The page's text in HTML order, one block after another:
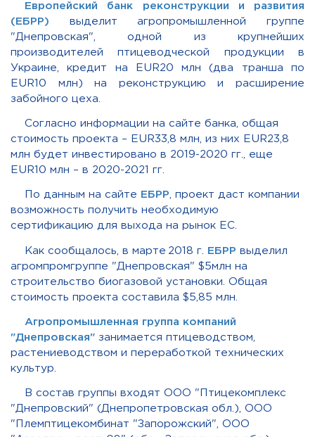
Европейский банк реконструкции и развития
(ЕБРР) выделит агропромышленной группе
"Днепровская", одной из крупнейших
производителей птицеводческой продукции в
Украине, кредит на EUR20 млн (два транша по
EUR10 млн) на реконструкцию и расширение
забойного цеха.
Согласно информации на сайте банка, общая
стоимость проекта – EUR33,8 млн, из них EUR23,8
млн будет инвестировано в 2019-2020 гг., еще
EUR10 млн – в 2020-2021 гг.
По данным на сайте ЕБРР , проект даст компании
возможность получить необходимую
сертификацию для выхода на рынок ЕС.
Как сообщалось, в марте 2018 г. ЕБРР выделил
агромпромгруппе "Днепровская" $5млн на
строительство биогазовой установки. Общая
стоимость проекта составила $5,85 млн.
Агропромышленная группа компаний
"Днепровская" занимается птицеводством,
растениеводством и переработкой технических
культур.
В состав группы входят ООО "Птицекомплекс
"Днепровский" (Днепропетровская обл.), ООО
"Племптицекомбинат "Запорожский", ООО